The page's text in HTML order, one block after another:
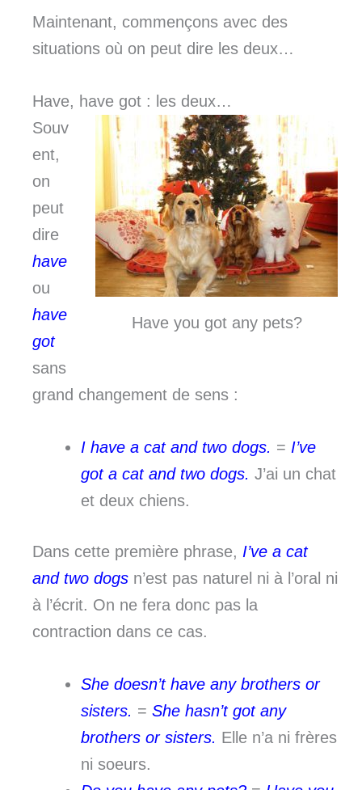
Maintenant, commençons avec des
situations où on peut dire les deux…
Have, have got : les deux…
Have you got any pets?
Souv
ent,
on
peut
dire
have
ou
have
got
sans
grand changement de sens :
I have a cat and two dogs. = I’ve
got a cat and two dogs. J’ai un chat
et deux chiens.
Dans cette première phrase, I’ve a cat
and two dogs n’est pas naturel ni à l’oral ni
à l’écrit. On ne fera donc pas la
contraction dans ce cas.
She doesn’t have any brothers or
sisters. = She hasn’t got any
brothers or sisters. Elle n’a ni frères
ni soeurs.